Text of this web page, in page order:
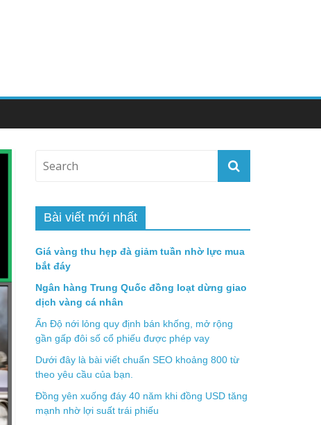
Bài viết mới nhất
Giá vàng thu hẹp đà giảm tuần nhờ lực mua
bắt đáy
Ngân hàng Trung Quốc đồng loạt dừng giao
dịch vàng cá nhân
Ấn Độ nới lỏng quy định bán khống, mở rộng
gần gấp đôi số cổ phiếu được phép vay
Dưới đây là bài viết chuẩn SEO khoảng 800 từ
theo yêu cầu của bạn.
Đồng yên xuống đáy 40 năm khi đồng USD tăng
mạnh nhờ lợi suất trái phiếu